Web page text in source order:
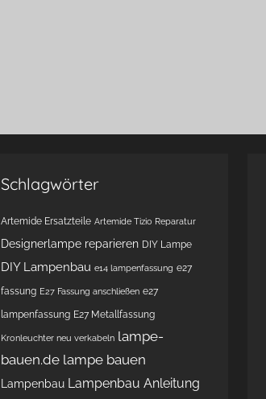
Schlagwörter
Artemide Ersatzteile Artemide Tizio Reparatur
Designerlampe reparieren DIY Lampe
DIY Lampenbau e14 lampenfassung e27
fassung E27 Fassung anschließen e27
lampenfassung E27 Metallfassung
Kronleuchter neu verkabeln lampe-
bauen.de lampe bauen
Lampenbau Lampenbau Anleitung